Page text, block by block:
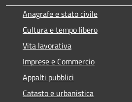
Anagrafe e stato civile
Cultura e tempo libero
Vita lavorativa
Imprese e Commercio
Appalti pubblici
Catasto e urbanistica